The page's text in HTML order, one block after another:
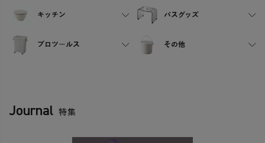
キッチン バスグッズ
プロツールス その他
Journal 特集